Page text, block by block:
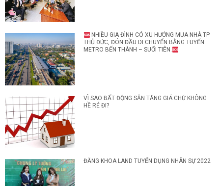
NHIỀU GIA ĐÌNH CÓ XU HƯỚNG MUA NHÀ TP
THỦ ĐỨC, ĐÓN ĐẦU DI CHUYỂN BẰNG TUYẾN
METRO BẾN THÀNH – SUỐI TIÊN.
VÌ SAO BẤT ĐỘNG SẢN TĂNG GIÁ CHỨ KHÔNG
HỀ RẺ ĐI?
ĐĂNG KHOA LAND TUYỂN DỤNG NHÂN SỰ 2022